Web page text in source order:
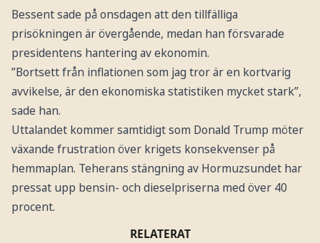
Bessent sade på onsdagen att den tillfälliga
prisökningen är övergående, medan han försvarade
presidentens hantering av ekonomin.
”Bortsett från inflationen som jag tror är en kortvarig
avvikelse, är den ekonomiska statistiken mycket stark”,
sade han.
Uttalandet kommer samtidigt som Donald Trump möter
växande frustration över krigets konsekvenser på
hemmaplan. Teherans stängning av Hormuzsundet har
pressat upp bensin- och dieselpriserna med över 40
procent.
RELATERAT